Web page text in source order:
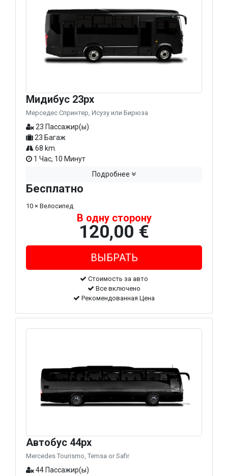
Мидибус 23px
Мерседес Спринтер, Исузу или Бирюза
23 Пассажир(ы)
23 Багаж
68 km.
1 Час, 10 Минут
Подробнее
Бесплатно
10 × Велосипед
В одну сторону
120,00 €
Стоимость за авто
Все включено
Рекомендованная Цена
Автобус 44px
Mercedes Tourismo, Temsa or Safir
44 Пассажир(ы)